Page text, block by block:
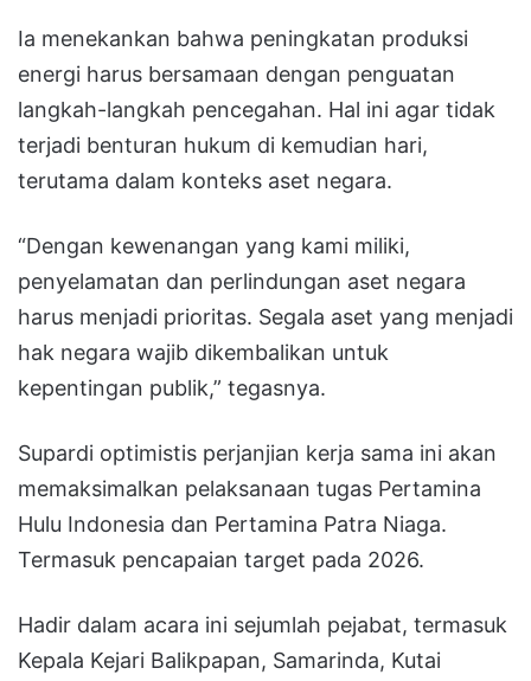
Ia menekankan bahwa peningkatan produksi
energi harus bersamaan dengan penguatan
langkah-langkah pencegahan. Hal ini agar tidak
terjadi benturan hukum di kemudian hari,
terutama dalam konteks aset negara.
“Dengan kewenangan yang kami miliki,
penyelamatan dan perlindungan aset negara
harus menjadi prioritas. Segala aset yang menjadi
hak negara wajib dikembalikan untuk
kepentingan publik,” tegasnya.
Supardi optimistis perjanjian kerja sama ini akan
memaksimalkan pelaksanaan tugas Pertamina
Hulu Indonesia dan Pertamina Patra Niaga.
Termasuk pencapaian target pada 2026.
Hadir dalam acara ini sejumlah pejabat, termasuk
Kepala Kejari Balikpapan, Samarinda, Kutai